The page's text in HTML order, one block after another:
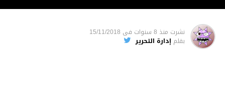
نشرت منذ 8 سنوات فى 15/11/2018
بقلم إدارة التحرير